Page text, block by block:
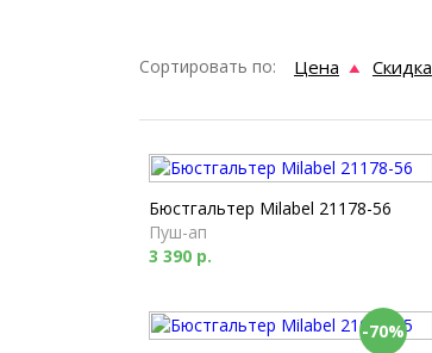
Сортировать по: Цена Скидка
Бюстгальтер Milabel 21178-56
Пуш-ап
3 390 р.
-70%